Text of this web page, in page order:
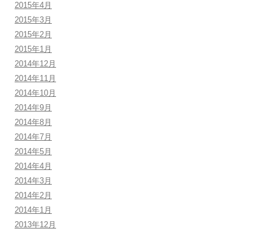
2015年4月
2015年3月
2015年2月
2015年1月
2014年12月
2014年11月
2014年10月
2014年9月
2014年8月
2014年7月
2014年5月
2014年4月
2014年3月
2014年2月
2014年1月
2013年12月